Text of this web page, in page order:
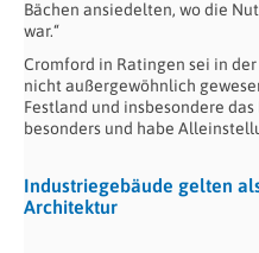
Bächen ansiedelten, wo die
war.“
Cromford in Ratingen sei in
nicht außergewöhnlich
Festland und insbesondere
besonders und habe
Industriegebäude gelten
Architektur